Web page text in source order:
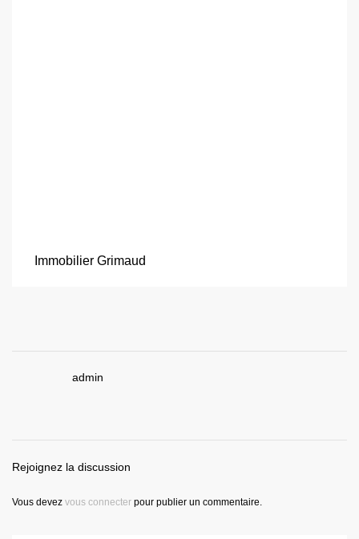
Immobilier Grimaud
admin
Rejoignez la discussion
Vous devez vous connecter pour publier un commentaire.